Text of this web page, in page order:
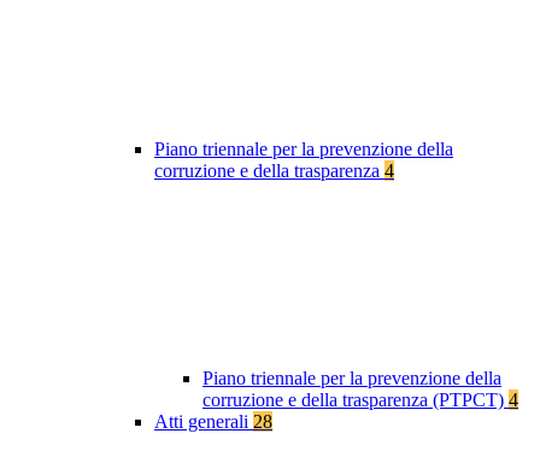
Piano triennale per la prevenzione della
corruzione e della trasparenza 4
Piano triennale per la prevenzione della
corruzione e della trasparenza (PTPCT) 4
Atti generali 28